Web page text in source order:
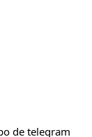
de telegram